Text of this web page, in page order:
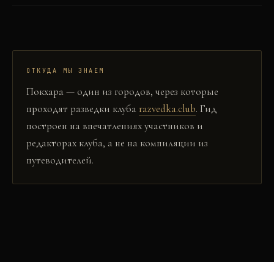
ОТКУДА МЫ ЗНАЕМ
Покхара — один из городов, через которые
проходят разведки клуба razvedka.club. Гид
построен на впечатлениях участников и
редакторах клуба, а не на компиляции из
путеводителей.